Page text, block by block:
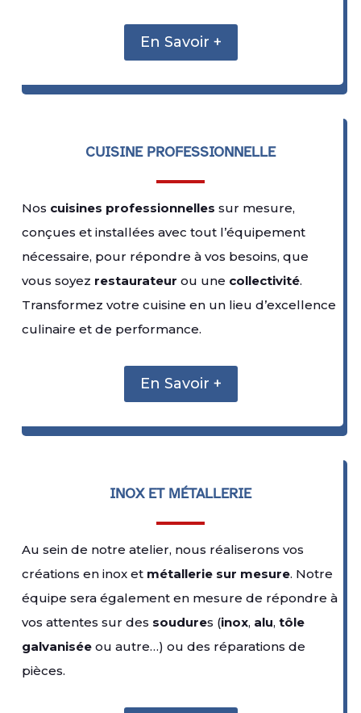
En Savoir +
CUISINE PROFESSIONNELLE
Nos cuisines professionnelles sur mesure,
conçues et installées avec tout l’équipement
nécessaire, pour répondre à vos besoins, que
vous soyez restaurateur ou une collectivité.
Transformez votre cuisine en un lieu d’excellence
culinaire et de performance.
En Savoir +
INOX ET MÉTALLERIE
Au sein de notre atelier, nous réaliserons vos
créations en inox et métallerie sur mesure. Notre
équipe sera également en mesure de répondre à
vos attentes sur des soudures (inox, alu,tôle
galvanisée ou autre…) ou des réparations de
pièces.